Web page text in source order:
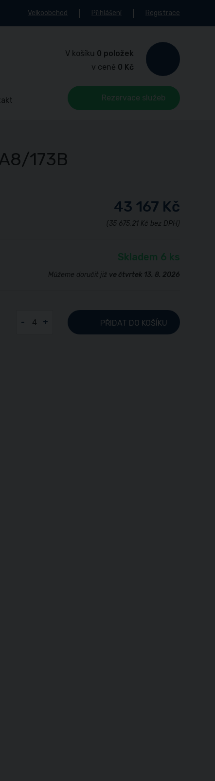
Velkoobchod Přihlášení Registrace
V košíku 0 položek
v ceně 0 Kč
Rezervace služeb
173B
43 167 Kč
(35 675,21 Kč bez DPH)
Skladem 6 ks
Můžeme doručit již ve čtvrtek 13. 8. 2026
- + PŘIDAT DO KOŠÍKU